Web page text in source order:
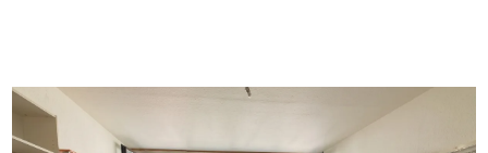
praktischen Diele, welche ausreichend Platz für eine […]